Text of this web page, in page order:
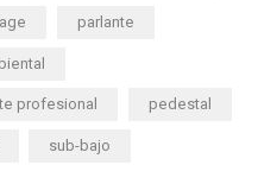
parlante
profesional pedestal
sub-bajo